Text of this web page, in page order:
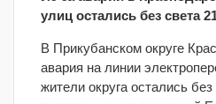
улиц остались без света
В Прикубанском округе
авария на линии
жители округа остались